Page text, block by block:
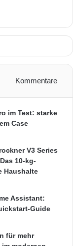
Kommentare
im Test: starke
Case
V3 Series
10-kg-
Haushalte
Assistant:
Guide
für mehr